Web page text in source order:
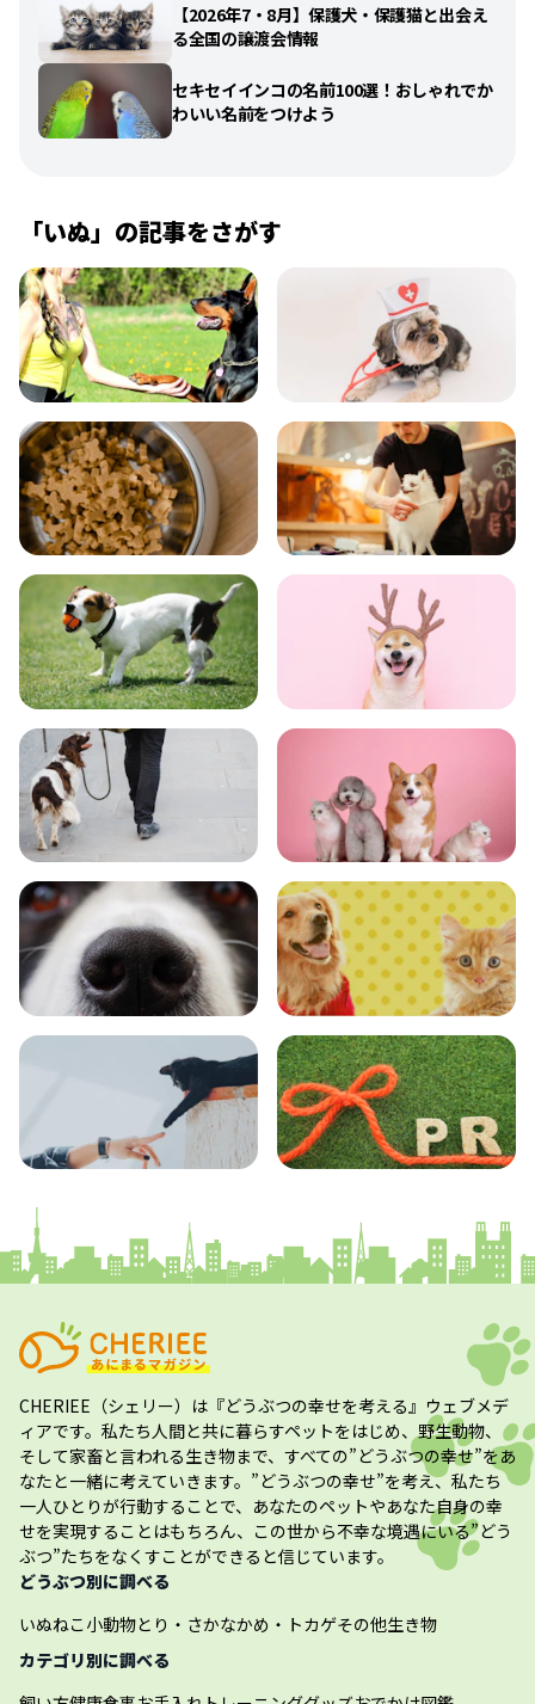
【2026年7・8月】保護犬・保護猫と出会え
る全国の譲渡会情報
セキセイインコの名前100選！おしゃれでか
わいい名前をつけよう
「いぬ」の記事をさがす
飼い方 健康
食事 お手入れ
トレーニング グッズ
おでかけ 図鑑
エンタメ クイズ
CHERIEE（シェリー） は『どうぶつの幸せを考える』ウェブメデ
ィアです。私たち人間と共に暮らすペットをはじめ、野生動物、
そして家畜と言われる生き物まで、すべての”どうぶつの幸せ”をあ
なたと一緒に考えていきます。”どうぶつの幸せ”を考え、私たち
一人ひとりが行動することで、あなたのペットやあなた自身の幸
せを実現することはもちろん、この世から不幸な境遇にいる”どう
ぶつ”たちをなくすことができると信じています。
どうぶつ別に調べる
いぬねこ小動物とり・さかなかめ・トカゲその他生き物
カテゴリ別に調べる